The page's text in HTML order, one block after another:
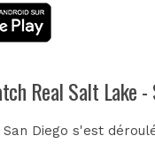
Real Salt Lake -
Diego s'est